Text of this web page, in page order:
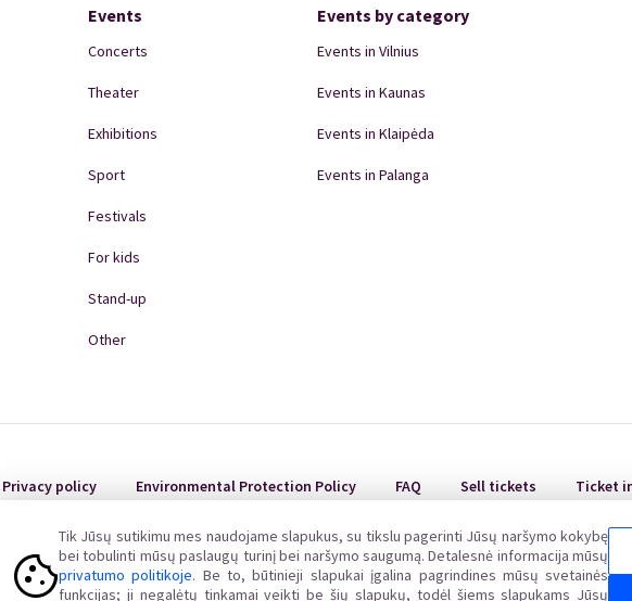
Tik Jūsų sutikimu mes naudojame slapukus, su tikslu pagerinti Jūsų naršymo kokybę
bei tobulinti mūsų paslaugų turinį bei naršymo saugumą. Detalesnė informacija mūsų
privatumo politikoje. Be to, būtinieji slapukai įgalina pagrindines mūsų svetainės
funkcijas; ji negalėtų tinkamai veikti be šių slapukų, todėl šiems slapukams Jūsų
Events
Concerts
Theater
Exhibitions
Sport
Festivals
For kids
Stand-up
Other
Events by category
Events in Vilnius
Events in Kaunas
Events in Klaipėda
Events in Palanga
Privacy policy Environmental Protection Policy FAQ Sell tickets Ticket
performance of the contract out of court shall be examined in accordance with the procedure established by